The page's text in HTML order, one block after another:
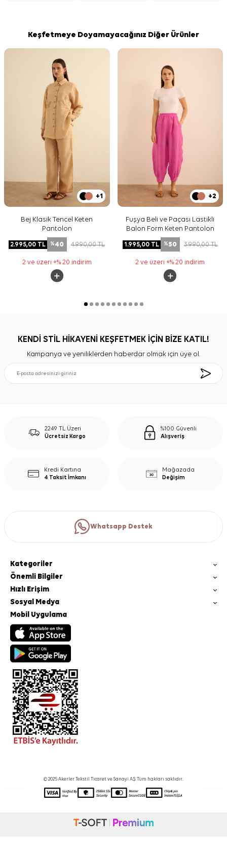
Keşfetmeye Doyamayacağınız Diğer Ürünler
+1
Bej Klasik Tencel Keten
Pantolon
2.995,00 TL %40 4.990,00TL
2 ve üzeri +% 20 indirim
+2
Fuşya Beli ve Paçası Lastikli
Balon Form Keten Pantolon
1.995,00TL %50 3.990,00TL
2 ve üzeri +% 20 indirim
KENDİ STİL HİKAYENİ KEŞFETMEK İÇİN BİZE KATIL!
Kampanya ve yeniliklerden haberdar olmak için üye ol.
2249 TL Üzeri
Ücretsiz Kargo
%100 Güvenli
Alışveriş
Kredi Kartına
4 Taksit İmkanı
Mağazada
Değişim
Whatsapp Destek
Kategoriler
Önemli Bilgiler
Hızlı Erişim
Sosyal Medya
Mobil Uygulama
© 2025 Akerler Tekstil Ticaret ve Sanayi A.Ş. Tüm hakları saklıdır.